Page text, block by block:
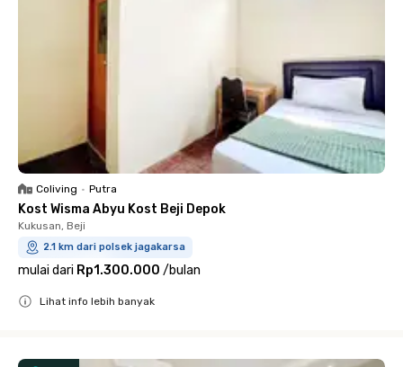
Coliving • Putra
Kost Wisma Abyu Kost Beji Depok
Kukusan, Beji
2.1 km dari polsek jagakarsa
mulai dari Rp1.300.000 /bulan
Lihat info lebih banyak